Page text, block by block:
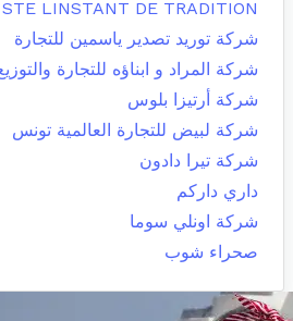
STE LINSTANT DE TRADITION
شركة توريد تصدير ياسمين للتجارة
شركة المراد و ابناؤه للتجارة
شركة أرتيزا بلوس
شركة لبيض للتجارة العالمية تونس
شركة تيرا دادون
داري داركم
شركة اونلي سوما
صحراء شوب